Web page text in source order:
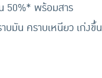
50%* พร้อมสาร
บมัน คราบเหนียว เก่งขึ้น